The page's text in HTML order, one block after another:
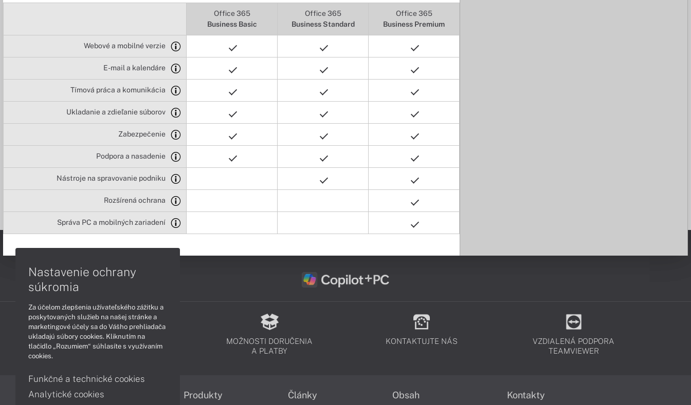
Office 365
Business Basic
Office 365
Business Standard
Office 365
Business Premium
Webové a mobilné verzie
E-mail a kalendáre
Tímová práca a komunikácia
Ukladanie a zdieľanie súborov
Zabezpečenie
Podpora a nasadenie
Nástroje na spravovanie podniku
Rozšírená ochrana
Správa PC a mobilných zariadení
PODPORA A SERVIS
MOŽNOSTI DORUČENIA
A PLATBY
KONTAKTUJTE NÁS
VZDIALENÁ PODPORA
TEAMVIEWER
Informácie Produkty Články Obsah Kontakty
Nastavenie ochrany
súkromia
Za účelom zlepšenia užívateľského zážitku a
poskytovaných služieb na našej stránke a
marketingové účely sa do Vášho prehliadača
ukladajú súbory cookies. Kliknutím na
tlačidlo „Rozumiem“ súhlasíte s využívaním
cookies.
Funkčné a technické cookies
Analytické cookies